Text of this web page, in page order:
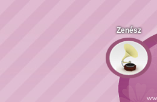
Zenész